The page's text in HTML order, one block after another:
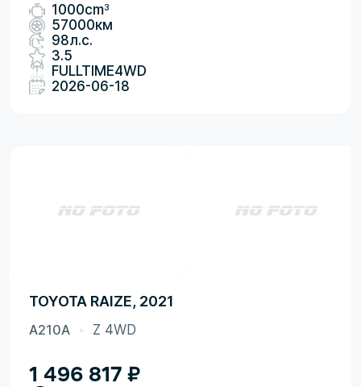
1000cm3
57000км
98л.с.
3.5
FULLTIME4WD
2026-06-18
TOYOTA RAIZE, 2021
A210A Z 4WD
1 496 817 ₽